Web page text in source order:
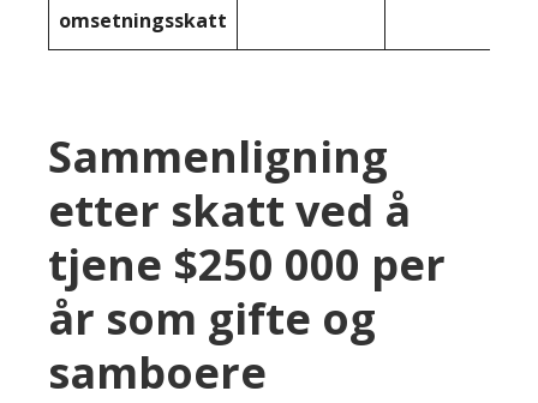
omsetningsskatt
Sammenligning
etter skatt ved å
tjene $250 000 per
år som gifte og
samboere